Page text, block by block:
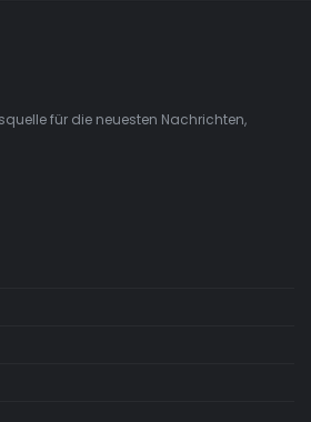
für die neuesten Nachrichten,